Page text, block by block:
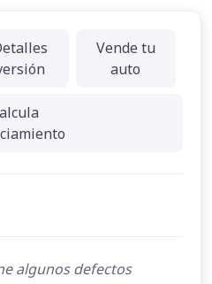
Vende tu
auto
algunos defectos